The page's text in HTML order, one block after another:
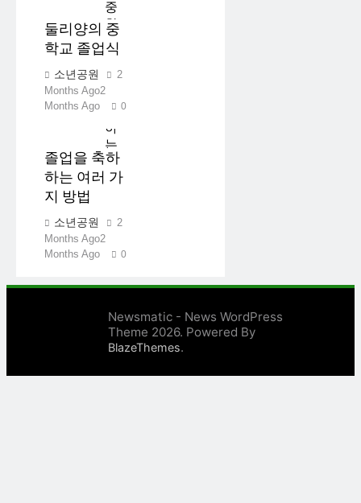
둘리양의 중
학교 졸업식
소년공원
2
Months Ago2
Months Ago
0
졸업을 축하
하는 여러 가
지 방법
소년공원
2
Months Ago2
Months Ago
0
Newsmatic - News WordPress
Theme 2026. Powered By
BlazeThemes.